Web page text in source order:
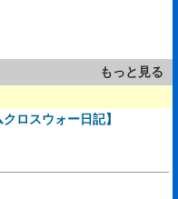
もっと見る
ロスウォー日記】